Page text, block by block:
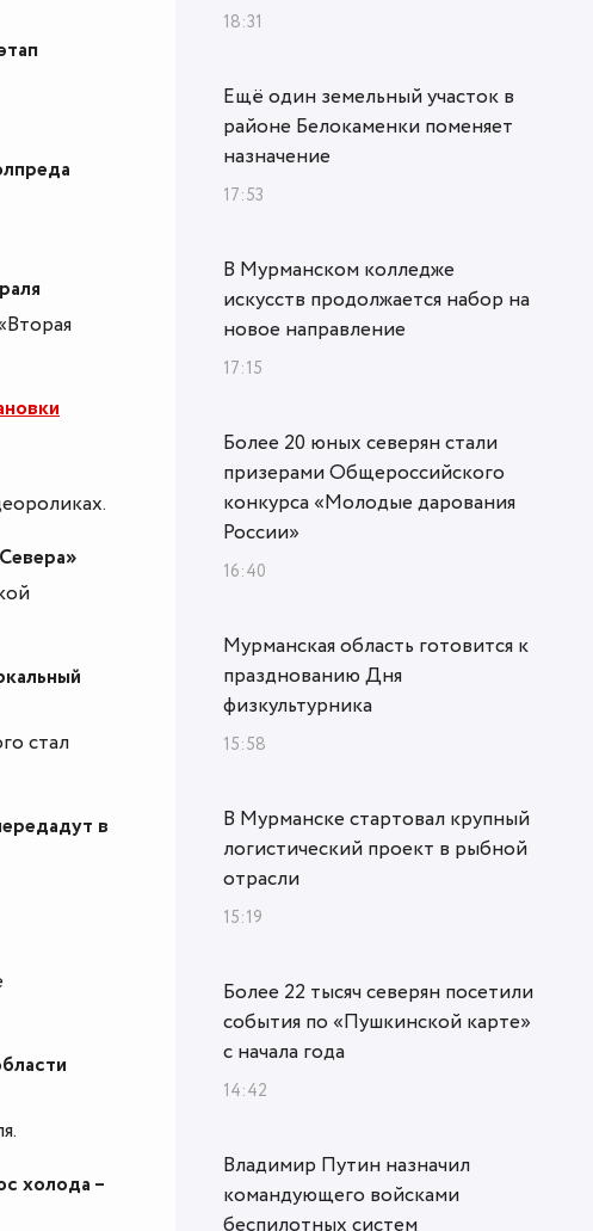
стал
в
холода –
18:31
Ещё один земельный участок в
районе Белокаменки поменяет
назначение
17:53
В Мурманском колледже
искусств продолжается набор на
новое направление
17:15
Более 20 юных северян стали
призерами Общероссийского
конкурса «Молодые дарования
России»
16:40
Мурманская область готовится к
празднованию Дня
физкультурника
15:58
В Мурманске стартовал крупный
логистический проект в рыбной
отрасли
15:19
Более 22 тысяч северян посетили
события по «Пушкинской карте»
с начала года
14:42
Владимир Путин назначил
командующего войсками
беспилотных систем